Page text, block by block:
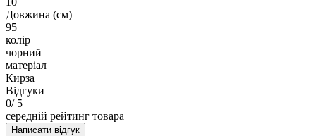
Довжина (см)
95
колір
чорний
матеріал
Кирза
Відгуки
0/ 5
середній рейтинг товара
Написати відгук